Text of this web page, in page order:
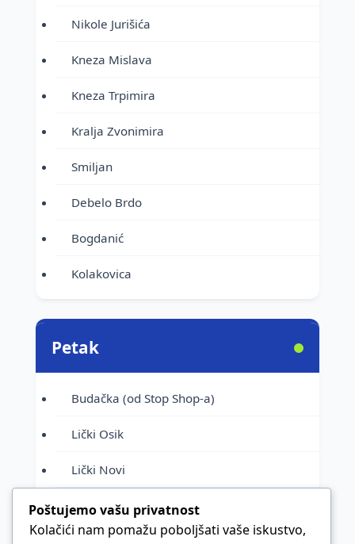
Nikole Jurišića
Kneza Mislava
Kneza Trpimira
Kralja Zvonimira
Smiljan
Debelo Brdo
Bogdanić
Kolakovica
Petak
Budačka (od Stop Shop-a)
Lički Osik
Lički Novi
Urije
Novoselije
Poštujemo vašu privatnost
Kolačići nam pomažu poboljšati vaše iskustvo,